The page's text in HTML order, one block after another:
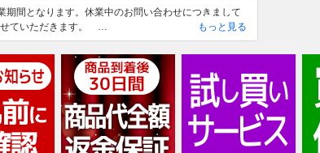
期間となります。休業中のお問い合わせにつきまして
ていただきます。
⋱✮⋰ ⋱♱⋰♱⋰ ⋱✮⋰ ⋱♱⋰ ⋱✮⋰ ⋱♱⋰ ⋱✮⋰
トストア受賞*゜*☆
自動車パーツメーカーを取り扱っております。
30日間)
もっと見る